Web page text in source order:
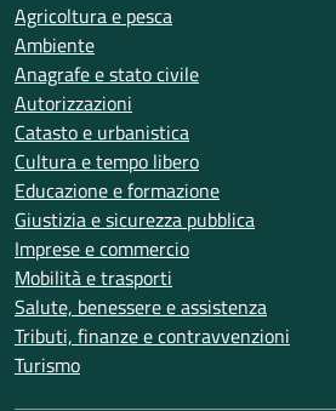
Agricoltura e pesca
Ambiente
Anagrafe e stato civile
Autorizzazioni
Catasto e urbanistica
Cultura e tempo libero
Educazione e formazione
Giustizia e sicurezza pubblica
Imprese e commercio
Mobilità e trasporti
Salute, benessere e assistenza
Tributi, finanze e contravvenzioni
Turismo